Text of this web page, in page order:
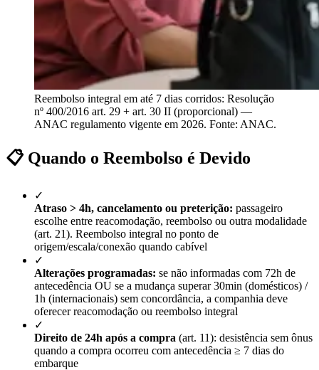
Reembolso integral em até 7 dias corridos: Resolução
nº 400/2016 art. 29 + art. 30 II (proporcional) —
ANAC regulamento vigente em 2026. Fonte: ANAC.
📋 Quando o Reembolso é Devido
✓
Atraso > 4h, cancelamento ou preterição: passageiro
escolhe entre reacomodação, reembolso ou outra modalidade
(art. 21). Reembolso integral no ponto de
origem/escala/conexão quando cabível
✓
Alterações programadas: se não informadas com 72h de
antecedência OU se a mudança superar 30min (domésticos) /
1h (internacionais) sem concordância, a companhia deve
oferecer reacomodação ou reembolso integral
✓
Direito de 24h após a compra (art. 11): desistência sem ônus
quando a compra ocorreu com antecedência ≥ 7 dias do
embarque